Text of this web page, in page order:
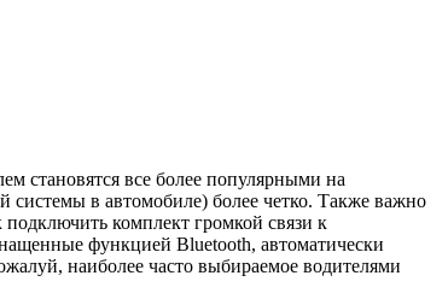
становятся все более популярными на
системы в автомобиле) более четко. Также важно
комплект громкой связи к
функцией Bluetooth, автоматически
наиболее часто выбираемое водителями